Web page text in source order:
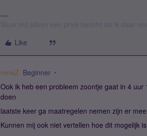
Like
reneZ Beginner
Ook ik heb een probleem zoontje gaat in 4
doen
laatste keer ga maatregelen nemen zijn er
Kunnen mij ook niet vertellen hoe dit mogelijk is